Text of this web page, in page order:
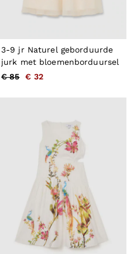
3-9 jr Naturel geborduurde
jurk met bloemenborduursel
€ 85
€ 32